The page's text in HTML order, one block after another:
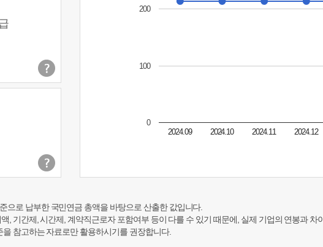
2024.09 2024.10 2024.11 2024.12
0
100
200
으로 납부한 국민연금 총액을 바탕으로 산출한 값입니다.
, 기간제, 시간제, 계약직근로자 포함여부 등이 다를 수 있기 때문에, 실제 기업의 연봉과 차
참고하는 자료로만 활용하시기를 권장합니다.